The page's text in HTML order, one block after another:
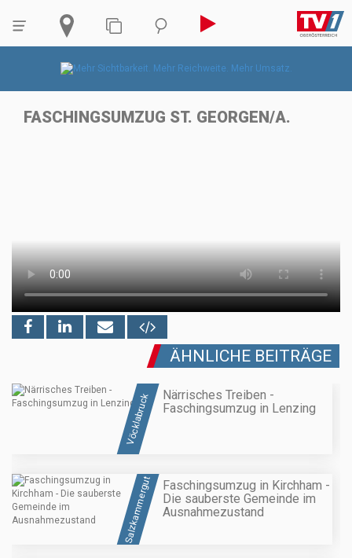
FASCHINGSUMZUG ST. GEORGEN/A.
ÄHNLICHE BEITRÄGE
Vöcklabruck
Närrisches Treiben -
Faschingsumzug in Lenzing
Salzkammergut
Faschingsumzug in Kirchham -
Die sauberste Gemeinde im
Ausnahmezustand